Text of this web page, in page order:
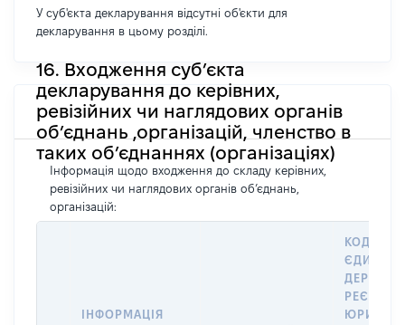
У суб'єкта декларування відсутні об'єкти для
декларування в цьому розділі.
16. Входження суб’єкта
декларування до керівних,
ревізійних чи наглядових органів
об’єднань ,організацій, членство в
таких об’єднаннях (організаціях)
Інформація щодо входження до складу керівних,
ревізійних чи наглядових органів об’єднань,
організацій:
ІНФОРМАЦІЯ
КОД У
РЕЄСТРІ